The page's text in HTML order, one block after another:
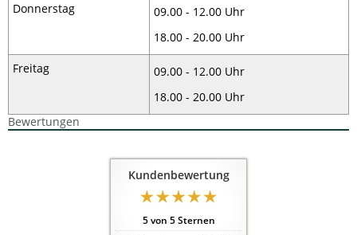
Donnerstag
09.00 - 12.00 Uhr
18.00 - 20.00 Uhr
Freitag
09.00 - 12.00 Uhr
18.00 - 20.00 Uhr
Bewertungen
Kundenbewertung
5von 5Sternen